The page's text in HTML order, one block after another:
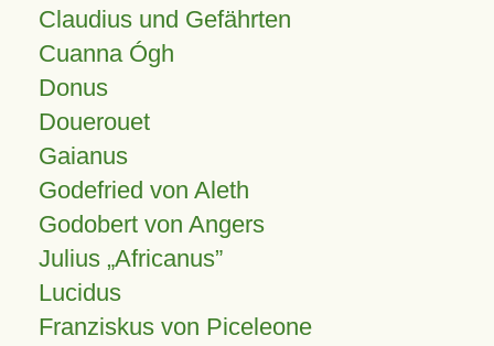
Claudius und Gefährten
Cuanna Ógh
Donus
Douerouet
Gaianus
Godefried von Aleth
Godobert von Angers
Julius Africanus
Lucidus
Franziskus von Piceleone